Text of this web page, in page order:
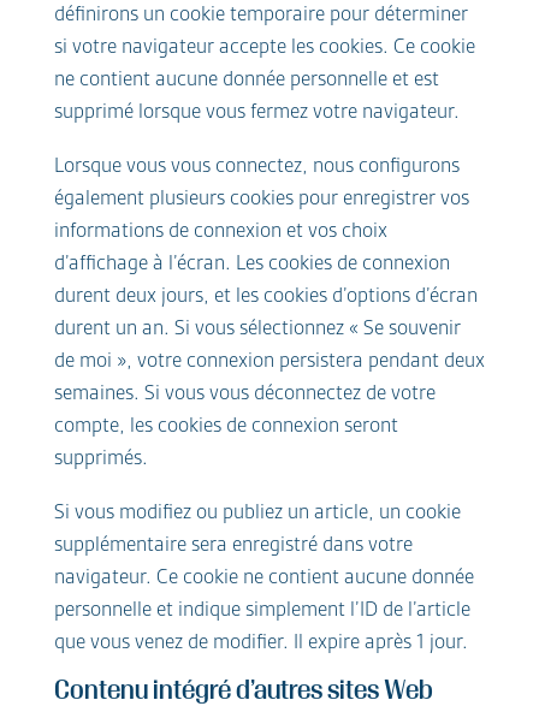
définirons un cookie temporaire pour déterminer
si votre navigateur accepte les cookies. Ce cookie
ne contient aucune donnée personnelle et est
supprimé lorsque vous fermez votre navigateur.
Lorsque vous vous connectez, nous configurons
également plusieurs cookies pour enregistrer vos
informations de connexion et vos choix
d’affichage à l’écran. Les cookies de connexion
durent deux jours, et les cookies d’options d’écran
durent un an. Si vous sélectionnez « Se souvenir
de moi », votre connexion persistera pendant deux
semaines. Si vous vous déconnectez de votre
compte, les cookies de connexion seront
supprimés.
Si vous modifiez ou publiez un article, un cookie
supplémentaire sera enregistré dans votre
navigateur. Ce cookie ne contient aucune donnée
personnelle et indique simplement l’ID de l’article
que vous venez de modifier. Il expire après 1 jour.
Contenu intégré d’autres sites Web